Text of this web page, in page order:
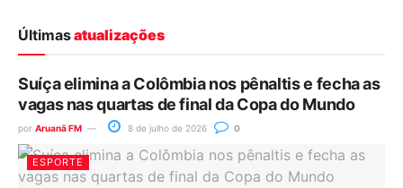
Últimasatualizações
Suíça elimina a Colômbia nos pênaltis e fecha as
vagas nas quartas de final da Copa do Mundo
por Aruanã FM 8 de julho de 2026 0
ESPORTE